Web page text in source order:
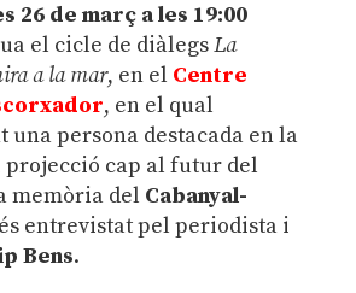
26 de març a les 19:00
el cicle de diàlegsLa
a la mar, en el Centre
, en el qual
una persona destacada en la
cap al futur del
memòria del Cabanyal-
és entrevistat pel periodista i
Bens.